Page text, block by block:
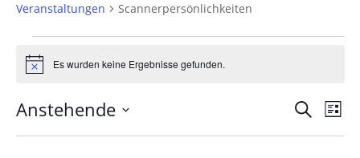
Veranstaltungen Scannerpersönlichkeiten
HinweisEs wurden keine Ergebnisse gefunden.
Suche
SucheListe
Anstehende
Datum